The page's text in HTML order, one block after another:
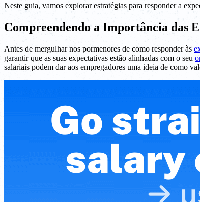
Neste guia, vamos explorar estratégias para responder a
Compreendendo a Importância das
Antes de mergulhar nos pormenores de como responder às
garantir que as suas expectativas estão alinhadas com o seu
salariais podem dar aos empregadores uma ideia de como